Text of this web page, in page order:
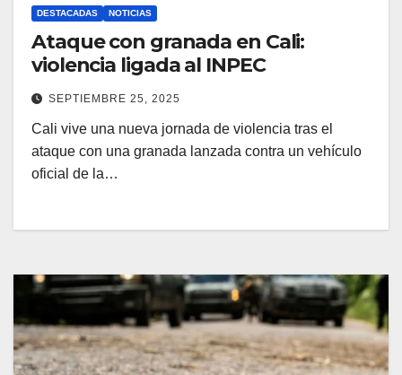
DESTACADAS NOTICIAS
Ataque con granada en Cali:
violencia ligada al INPEC
SEPTIEMBRE 25, 2025
Cali vive una nueva jornada de violencia tras el
ataque con una granada lanzada contra un vehículo
oficial de la…